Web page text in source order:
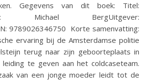
Gegevens van dit boek: Titel:
Michael BergUitgever:
9789026346750 Korte samenvatting:
ervaring bij de Amsterdamse politie
terug naar zijn geboorteplaats in
leiding te geven aan het coldcaseteam.
van een jonge moeder leidt tot de